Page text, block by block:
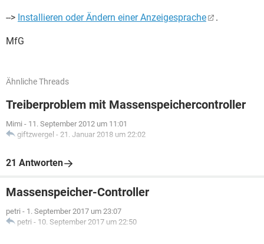
--> Installieren oder Ändern einer Anzeigesprache .
MfG
Ähnliche Threads
Treiberproblem mit Massenspeichercontroller
Mimi - 11. September 2012 um 11:01
giftzwergel - 21. Januar 2018 um 22:02
21 Antworten
Massenspeicher-Controller
petri - 1. September 2017 um 23:07
petri - 10. September 2017 um 22:50